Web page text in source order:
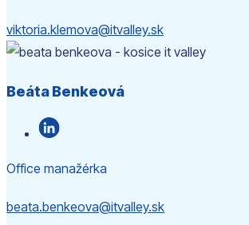
viktoria.klemova@itvalley.sk
Beáta Benkeová
Office manažérka
beata.benkeova@itvalley.sk